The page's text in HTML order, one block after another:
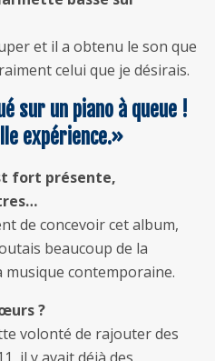
et il a obtenu le son que
celui que je désirais.
sur un piano à queue !
expérience.»
fort présente,
de concevoir cet album,
beaucoup de la
musique contemporaine.
?
volonté de rajouter des